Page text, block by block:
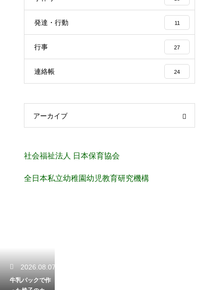
発達・行動 11
行事 27
連絡帳 24
アーカイブ
社会福祉法人 日本保育協会
全日本私立幼稚園幼児教育研究機構
2026.08.07
牛乳パックで作